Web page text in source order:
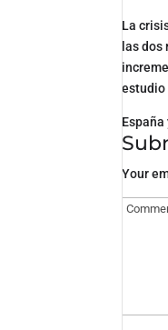
La
las
estudio
Your